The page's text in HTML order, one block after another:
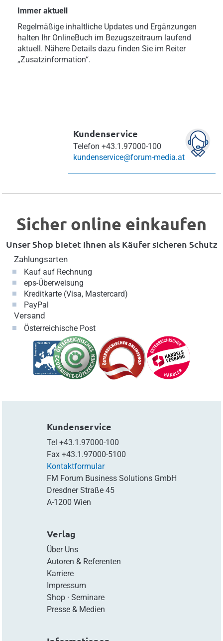
Immer aktuell
Regelmäßige inhaltliche Updates und Ergänzungen
halten Ihr OnlineBuch im Bezugszeitraum laufend
aktuell. Nähere Details dazu finden Sie im Reiter
„Zusatzinformation“.
Kundenservice
Telefon +43.1.97000-100
kundenservice@forum-media.at
Sicher online einkaufen
Unser Shop bietet Ihnen als Käufer sicheren Schutz
Zahlungsarten
Kauf auf Rechnung
eps-Überweisung
Kreditkarte (Visa, Mastercard)
PayPal
Versand
Österreichische Post
Kundenservice
Tel +43.1.97000-100
Fax +43.1.97000-5100
Kontaktformular
FM Forum Business Solutions GmbH
Dresdner Straße 45
A-1200 Wien
Verlag
Über Uns
Autoren & Referenten
Karriere
Impressum
Shop· Seminare
Presse & Medien